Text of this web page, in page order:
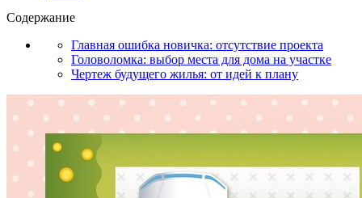
Содержание
Главная ошибка новичка: отсутствие проекта
Головоломка: выбор места для дома на участке
Чертеж будущего жилья: от идей к плану